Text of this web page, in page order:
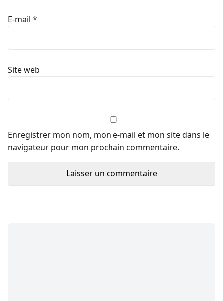
E-mail *
Site web
Enregistrer mon nom, mon e-mail et mon site dans le
navigateur pour mon prochain commentaire.